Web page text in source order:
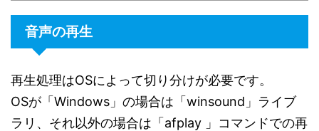
音声の再生
再生処理はOSによって切り分けが必要です。
OSが「Windows」の場合は「winsound」ライブ
ラリ、それ以外の場合は「afplay 」コマンドでの再